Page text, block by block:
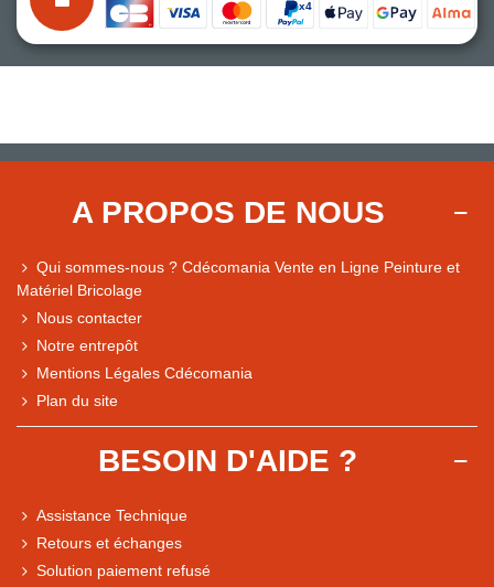
A PROPOS DE NOUS
Qui sommes-nous ? Cdécomania Vente en Ligne Peinture et
Matériel Bricolage
Nous contacter
Notre entrepôt
Mentions Légales Cdécomania
Plan du site
BESOIN D'AIDE ?
Assistance Technique
Retours et échanges
Solution paiement refusé